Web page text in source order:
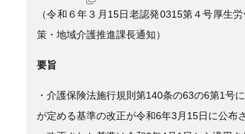
（令和６年３月15日老認発0315第４号厚生
策・地域介護推進課長通知）
要旨
・介護保険法施行規則第140条の63の6第1号
が定める基準の改正が令和6年3月15日に公布